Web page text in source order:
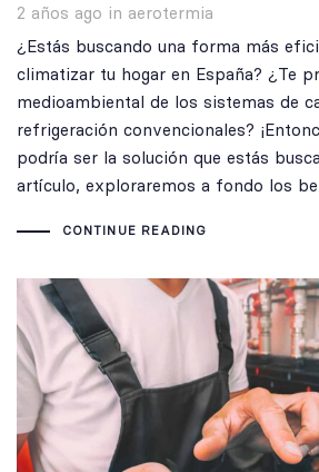
2 años ago in
Tags
aerotermia
¿Estás buscando una forma más
climatizar tu hogar en España? ¿Te
medioambiental de los sistemas de
refrigeración convencionales?
podría ser la solución que estás
artículo, exploraremos a fondo los
CONTINUE READING